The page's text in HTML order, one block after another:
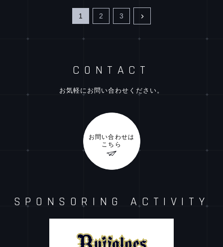
1 2 3
CONTACT
お気軽に お問い合わせ ください。
お問い合わせは
こちら
SPONSORINGACTIVITY